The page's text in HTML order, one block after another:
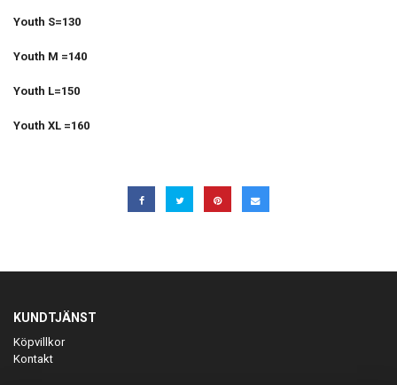
Youth S=130
Youth M =140
Youth L=150
Youth XL =160
KUNDTJÄNST
Köpvillkor
Kontakt